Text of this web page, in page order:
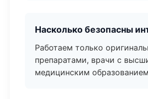
Насколько безопасны
Работаем только
препаратами, врачи с
медицинским